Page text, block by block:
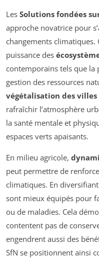
Les Solutions fondées
approche novatrice pour
changements climatiques.
puissance des
contemporains tels que la
gestion des ressources
végétalisation des villes
rafraîchir l’atmosphère
la santé mentale et
espaces verts apaisants.
En milieu agricole,
peut permettre de
climatiques. En
sont mieux équipés pour
ou de maladies. Cela
contentent pas de
engendrent aussi des
SfN se positionnent ainsi